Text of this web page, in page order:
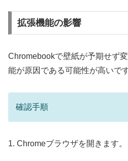
拡張機能の影響
Chromebookで壁紙が予期せず
能が原因である可能性が高いです
確認手順
1. Chromeブラウザを開きます。